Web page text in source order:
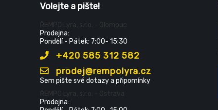
každém spláchnutí - hygienickou
usazenin a vytvoření bohaté pěny
Volejte a pište!
ŘEMPO Lyra, s.r.o. - Olomouc
Prodejna:
Pondělí - Pátek: 7:00- 15:30
+420 585 312 582
prodej@rempolyra.cz
Sem pište své dotazy a připomínky
ŘEMPO Lyra, s.r.o. - Ostrava
Prodejna: